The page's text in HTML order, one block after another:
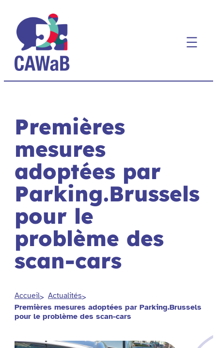
contenu
Premières
mesures
adoptées par
Parking.Brussels
pour le
problème des
scan-cars
Accueil
Actualités
Premières mesures adoptées par Parking.Brussels
pour le problème des scan-cars